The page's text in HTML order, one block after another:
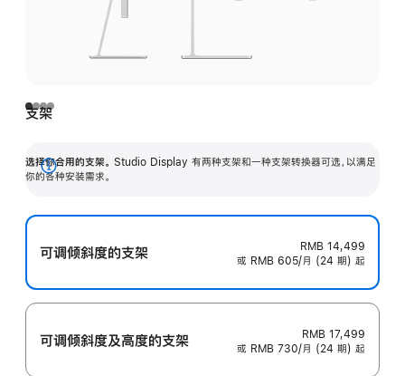
支架
选择你合用的支架。 Studio Display 有两种支架和一种支架转换器可选，以满足
你的各种安装需求。
展
可调倾斜度的支架
RMB 14,499
或 RMB 605/月 (24 期) 起
可调倾斜度及高‍度的支‍架
RMB 17,499
或 RMB 730/月 (24 期) 起